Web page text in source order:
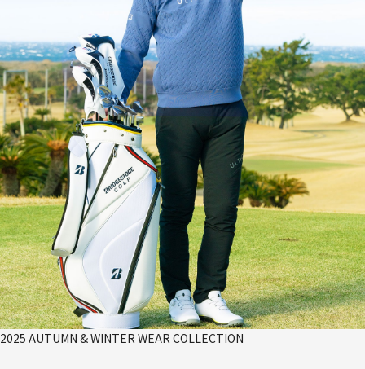
2025 AUTUMN & WINTER WEAR COLLECTION